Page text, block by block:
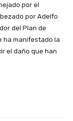
por el
por Adelfo
del Plan de
ha manifestado la
el daño que han